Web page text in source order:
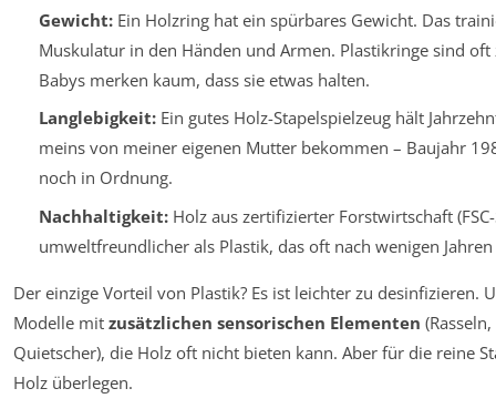
Gewicht:Ein Holzring hat ein spürbares Gewicht. Das
Muskulatur in den Händen und Armen. Plastikringe sind oft
Babys merken kaum, dass sie etwas halten.
Langlebigkeit:Ein gutes Holz-Stapelspielzeug hält
meins von meiner eigenen Mutter bekommen – Baujahr
noch in Ordnung.
Nachhaltigkeit:Holz aus zertifizierter Forstwirtschaft (FSC-
umweltfreundlicher als Plastik, das oft nach wenigen
Der einzige Vorteil von Plastik? Es ist leichter zu desinfizieren.
Modelle mit zusätzlichen sensorischen Elementen
Quietscher), die Holz oft nicht bieten kann. Aber für die reine
Holz überlegen.